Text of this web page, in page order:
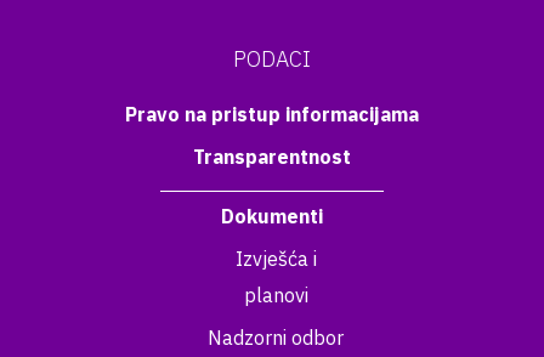
PODACI
Pravo na pristup informacijama
Transparentnost
Dokumenti
Izvješća i
planovi
Nadzorni odbor